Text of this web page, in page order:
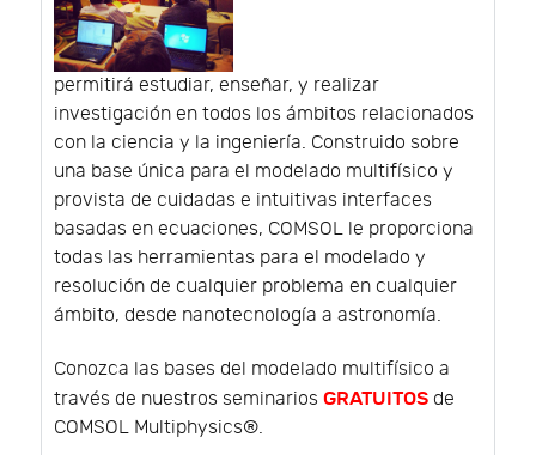
permitirá estudiar, enseñar, y realizar
investigación en todos los ámbitos relacionados
con la ciencia y la ingeniería. Construido sobre
una base única para el modelado multifísico y
provista de cuidadas e intuitivas interfaces
basadas en ecuaciones, COMSOL le proporciona
todas las herramientas para el modelado y
resolución de cualquier problema en cualquier
ámbito, desde nanotecnología a astronomía.
Conozca las bases del modelado multifísico a
través de nuestros seminarios GRATUITOS de
COMSOL Multiphysics®.